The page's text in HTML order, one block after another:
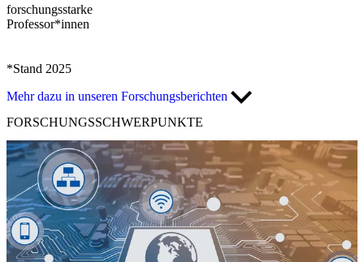
forschungsstarke
Professor*innen
*Stand 2025
Mehr dazu in unseren Forschungsberichten
FORSCHUNGSSCHWERPUNKTE